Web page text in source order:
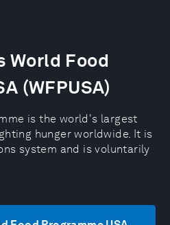
World Food
(WFPUSA)
is the world's largest
hunger worldwide. It is
system and is voluntarily